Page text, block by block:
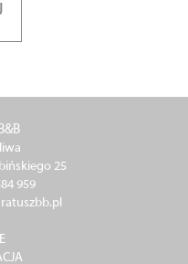
25
959